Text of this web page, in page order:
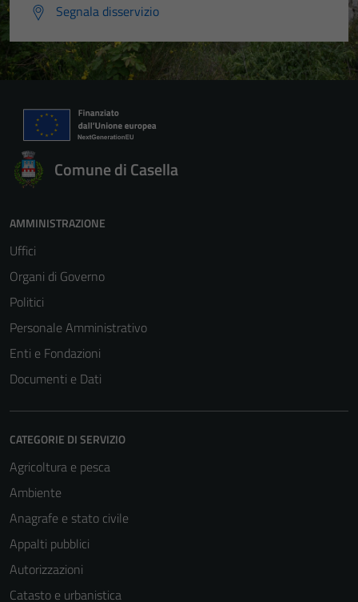
Segnala disservizio
Comune di Casella
AMMINISTRAZIONE
Uffici
Organi di Governo
Politici
Personale Amministrativo
Enti e Fondazioni
Documenti e Dati
CATEGORIE DI SERVIZIO
Agricoltura e pesca
Ambiente
Anagrafe e stato civile
Appalti pubblici
Autorizzazioni
Catasto e urbanistica